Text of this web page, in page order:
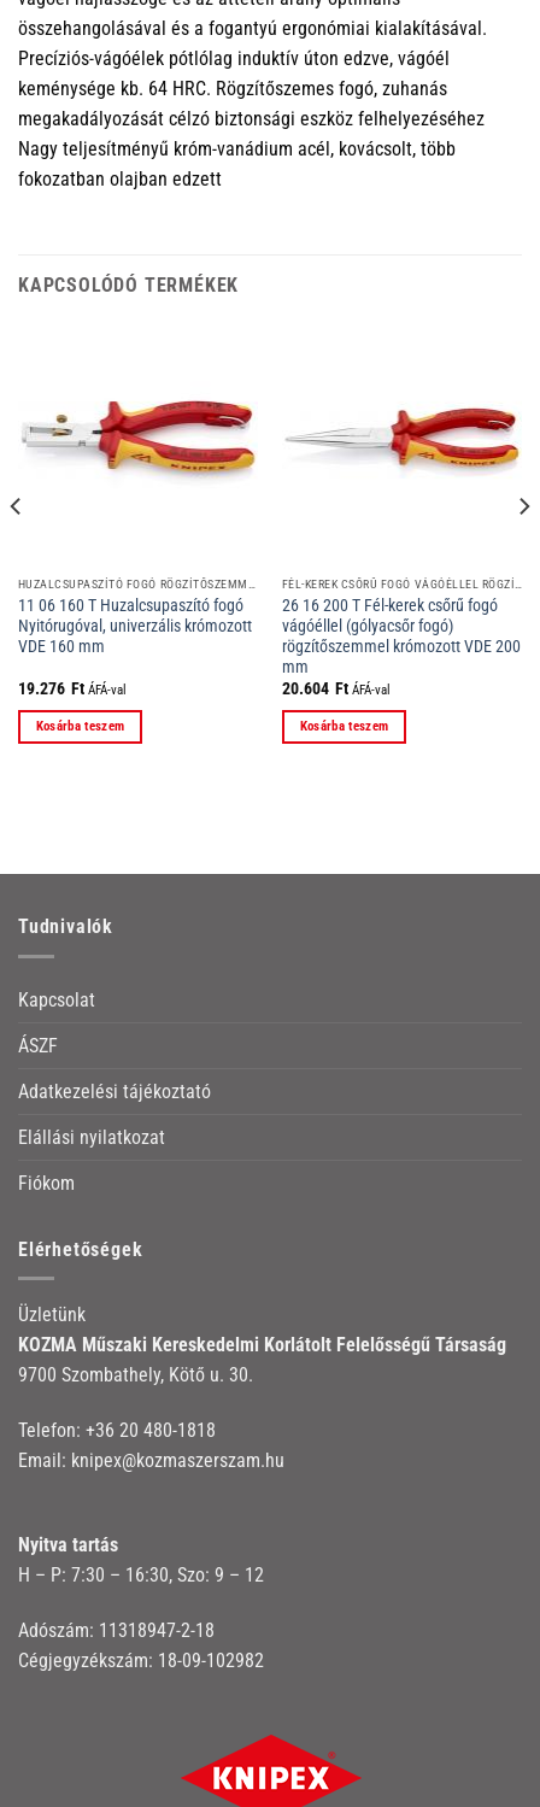
összehangolásával és a fogantyú ergonómiai kialakításával.
Precíziós-vágóélek pótlólag induktív úton edzve, vágóél
keménysége kb. 64 HRC. Rögzítőszemes fogó, zuhanás
megakadályozását célzó biztonsági eszköz felhelyezéséhez
Nagy teljesítményű króm-vanádium acél, kovácsolt, több
fokozatban olajban edzett
KAPCSOLÓDÓ TERMÉKEK
HUZALCSUPASZÍTÓ FOGÓ RÖGZÍTŐSZEMMEL
11 06 160 T Huzalcsupaszító fogó
Nyitórugóval, univerzális krómozott
VDE 160 mm
19.276 Ft ÁFÁ-val
Kosárba teszem
FÉL-KEREK CSŐRŰ FOGÓ VÁGÓÉLLEL RÖGZÍTŐSZEMMEL
26 16 200 T Fél-kerek csőrű fogó
vágóéllel (gólyacsőr fogó)
rögzítőszemmel krómozott VDE 200
mm
20.604 Ft ÁFÁ-val
Kosárba teszem
Tudnivalók
Kapcsolat
ÁSZF
Adatkezelési tájékoztató
Elállási nyilatkozat
Fiókom
Elérhetőségek
Üzletünk
KOZMA Műszaki Kereskedelmi Korlátolt Felelősségű Társaság
9700 Szombathely, Kötő u. 30.
Telefon: +36 20 480-1818
Email: knipex@kozmaszerszam.hu
Nyitva tartás
H – P: 7:30 – 16:30, Szo: 9 – 12
Adószám: 11318947-2-18
Cégjegyzékszám: 18-09-102982